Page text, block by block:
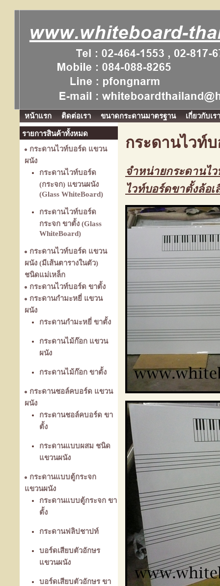
หน้าแรก ติดต่อเรา ขนาดกระดานมาตรฐาน เกี่ยวกับเรา
รายการสินค้าทั้งหมด
กระดานไวท์บอร์ด แขวน
ผนัง
กระดานไวท์บอร์ด
(กระจก) แขวนผนัง
(Glass WhiteBoard)
กระดานไวท์บอร์ด
กระจก ขาตั้ง (Glass
WhiteBoard)
กระดานไวท์บอร์ด แขวน
ผนัง (มีเส้นตารางในตัว)
ชนิดแม่เหล็ก
กระดานไวท์บอร์ด ขาตั้ง
กระดานกำมะหยี่ แขวน
ผนัง
กระดานกำมะหยี่ ขาตั้ง
กระดานไม้ก๊อก แขวน
ผนัง
กระดานไม้ก๊อก ขาตั้ง
กระดานชอล์คบอร์ด แขวน
ผนัง
กระดานชอล์คบอร์ด ขา
ตั้ง
กระดานแบบผสม ชนิด
แขวนผนัง
กระดานแบบตู้กระจก
แขวนผนัง
กระดานแบบตู้กระจก ขา
ตั้ง
กระดานฟลิปชาปท์
บอร์ดเสียบตัวอักษร
แขวนผนัง
บอร์ดเสียบตัวอักษร ขา
กระดานไวท์
จำหน่ายกระดานไ
ไวท์บอร์ดขาตั้งล้อเ